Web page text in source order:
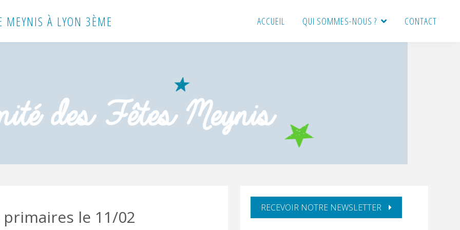
MEYNIS À LYON 3ÈME ACCUEIL QUI SOMMES-NOUS ? CONTACT
le 11/02
BARRE
LATÉRALE
RECEVOIR NOTRE NEWSLETTER